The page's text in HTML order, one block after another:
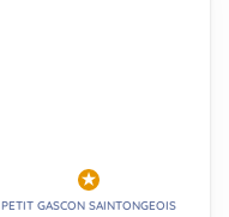
PETIT GASCON SAINTONGEOIS